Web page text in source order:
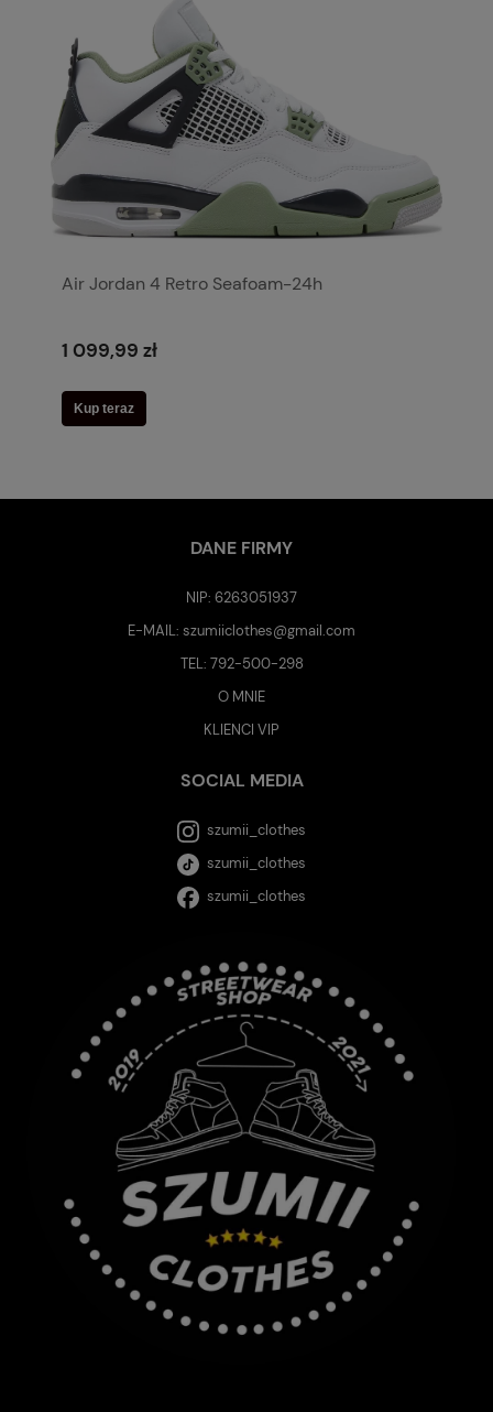
Air Jordan 4 Retro Seafoam-24h
1 099,99 zł
Kup teraz
DANE FIRMY
NIP: 6263051937
E-MAIL:szumiiclothes@gmail.com
TEL: 792-500-298
O MNIE
KLIENCI VIP
SOCIAL MEDIA
szumii_clothes
szumii_clothes
szumii_clothes